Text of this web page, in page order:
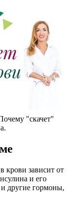
"скачет"
крови зависит от
и его
и другие гормоны,